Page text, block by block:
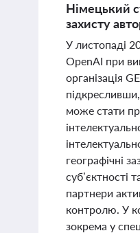
Німецький
захисту
У листопаді
OpenAI при
організація
може стати
географічні
суб’єктності
партнери
контролю. У
зокрема у